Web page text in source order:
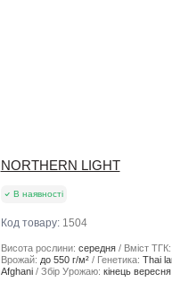
NORTHERN LIGHT
В наявності
Код товару: 1504
Висота рослини: середня Вміст ТГК:
Врожай: до 550 г/м² Генетика: Thai
Afghani
Збір Урожаю: кінець вересня